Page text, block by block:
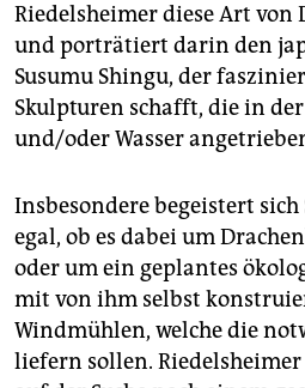
Riedelsheimer diese Art
und porträtiert darin den
Susumu Shingu, der
Skulpturen schafft, die in
und/oder Wasser
Insbesondere begeistert
egal, ob es dabei um
oder um ein geplantes
mit von ihm selbst
Windmühlen, welche die
liefern sollen.